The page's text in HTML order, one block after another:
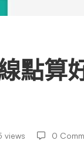
點算
views 0